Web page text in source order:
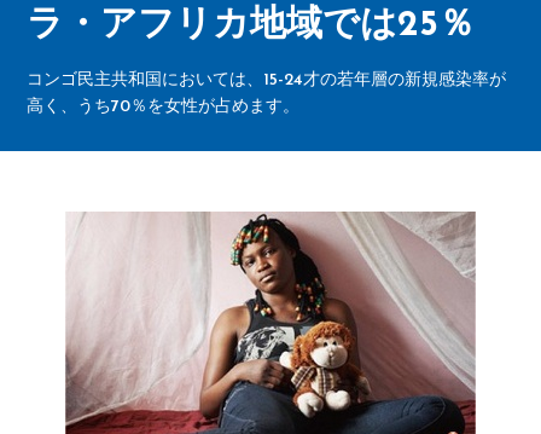
ラ・アフリカ地域では25％
コンゴ民主共和国においては、15-24才の若年層の新規感染率が
高く、うち70％を女性が占めます。